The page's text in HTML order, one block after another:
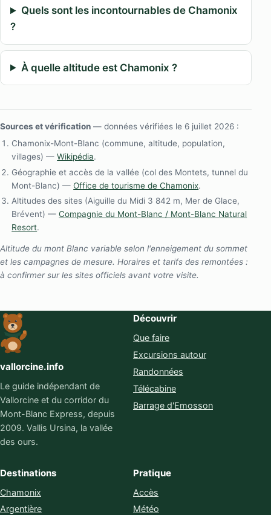
Quels sont les incontournables de Chamonix
?
À quelle altitude est Chamonix ?
Sources et vérification — données vérifiées le 6 juillet 2026 :
Chamonix-Mont-Blanc (commune, altitude, population,
villages) —Wikipédia.
Géographie et accès de la vallée (col des Montets, tunnel du
Mont-Blanc) —Office de tourisme de Chamonix.
Altitudes des sites (Aiguille du Midi 3 842 m, Mer de Glace,
Brévent) —Compagnie du Mont-Blanc / Mont-Blanc Natural
Resort.
Altitude du mont Blanc variable selon l'enneigement du sommet
et les campagnes de mesure. Horaires et tarifs des remontées :
à confirmer sur les sites officiels avant votre visite.
vallorcine.info
Le guide indépendant de
Vallorcine et du corridor du
Mont-Blanc Express, depuis
2009. Vallis Ursina, la vallée
des ours.
Découvrir
Que faire
Excursions autour
Randonnées
Télécabine
Barrage d'Emosson
Destinations
Chamonix
Argentière
Pratique
Accès
Météo